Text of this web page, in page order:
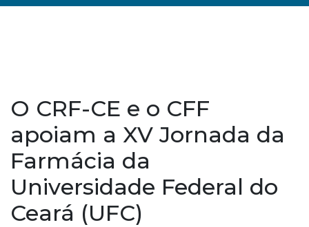
O CRF-CE e o CFF
apoiam a XV Jornada da
Farmácia da
Universidade Federal do
Ceará (UFC)